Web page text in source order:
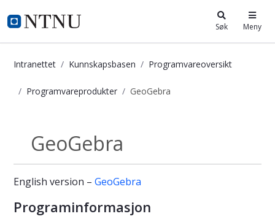
i.ntnu.no Søk Meny
Intranettet Kunnskapsbasen Programvareoversikt
Programvareprodukter GeoGebra
Programvareprodukter
GeoGebra
English version – GeoGebra
Programinformasjon